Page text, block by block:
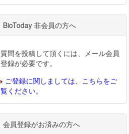
BioToday 非会員の方へ
質問を投稿して頂くには、メール会員
登録が必要です。
ご登録に関しましては、こちらをご
覧ください。
会員登録がお済みの方へ